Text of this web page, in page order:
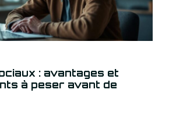
: avantages et
à peser avant de